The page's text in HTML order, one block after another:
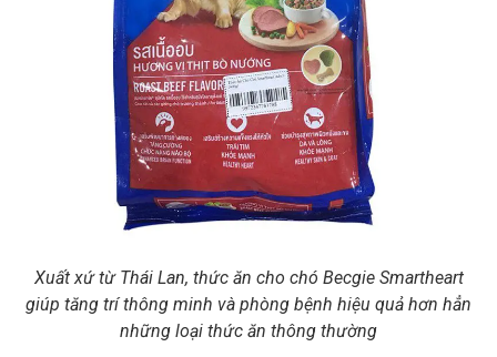
Xuất xứ từ Thái Lan, thức ăn cho chó Becgie Smartheart
giúp tăng trí thông minh và phòng bệnh hiệu quả hơn hẳn
những loại thức ăn thông thường